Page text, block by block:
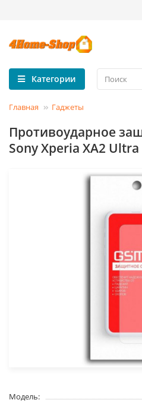
Категории
Главная Гаджеты
Противоударное
Sony Xperia XA2
Модель: